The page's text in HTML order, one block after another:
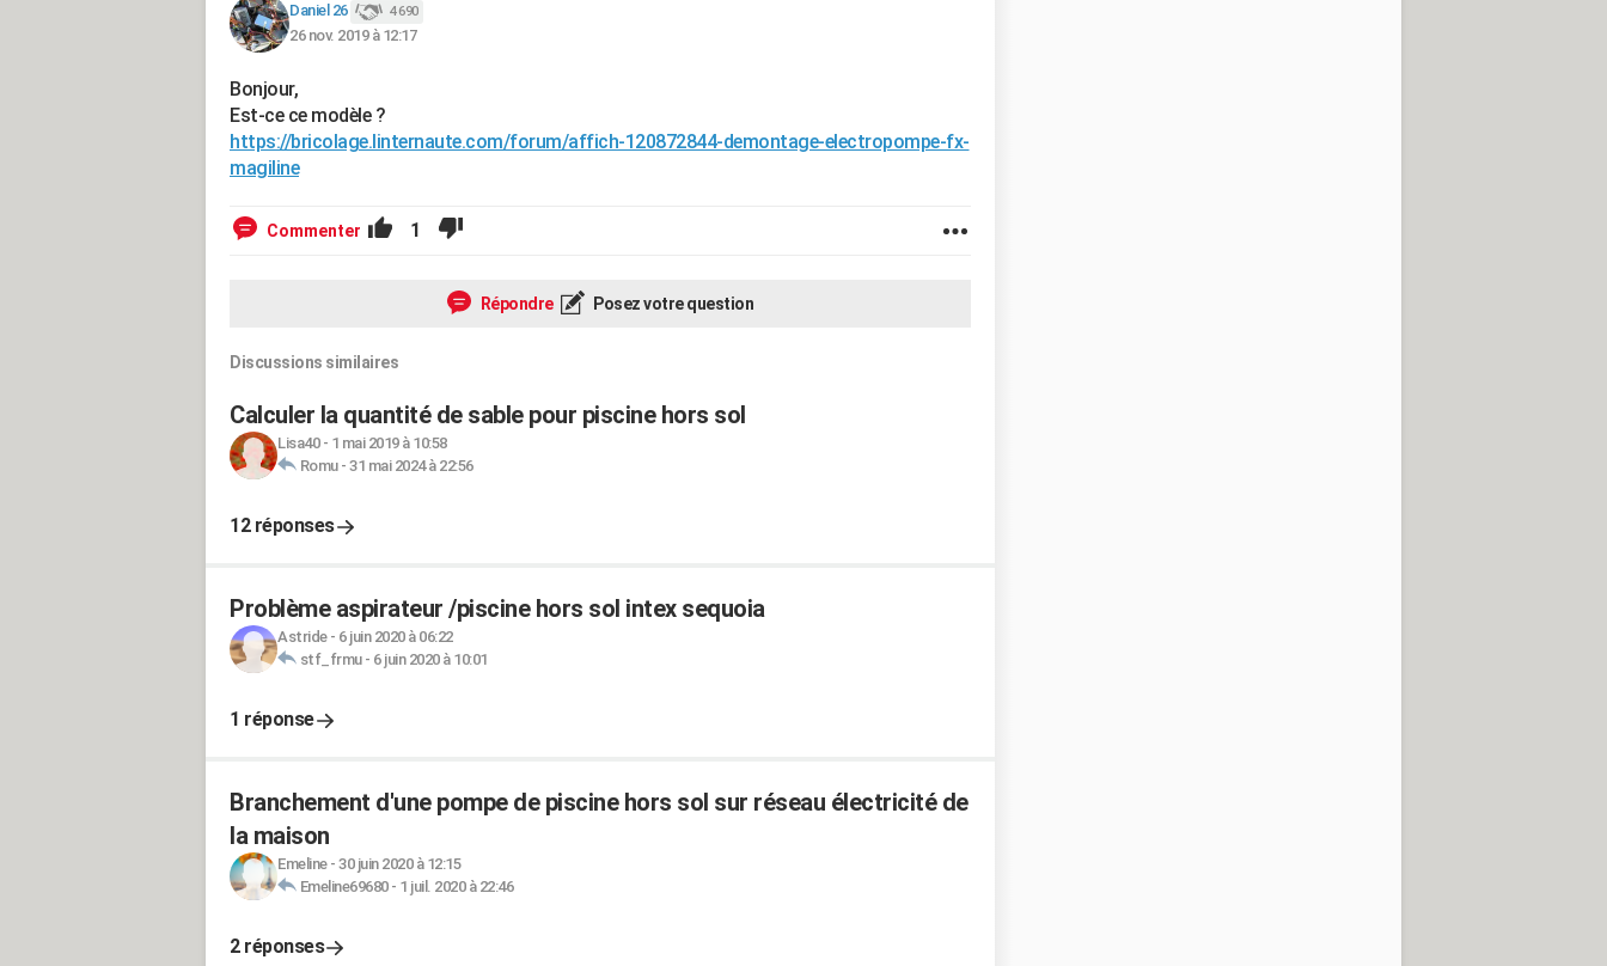
Daniel 26 4 690
26 nov. 2019 à 12:17
Bonjour,
Est-ce ce modèle ?
https://bricolage.linternaute.com/forum/affich-120872844-demontage-electropompe-fx-
magiline
Commenter 1
Répondre Posez votre question
Discussions similaires
Calculer la quantité de sable pour piscine hors sol
Lisa40- 1 mai 2019 à 10:58
Romu- 31 mai 2024 à 22:56
12 réponses
Problème aspirateur /piscine hors sol intex sequoia
Astride- 6 juin 2020 à 06:22
stf_frmu- 6 juin 2020 à 10:01
1 réponse
Branchement d'une pompe de piscine hors sol sur réseau électricité de
la maison
Emeline- 30 juin 2020 à 12:15
Emeline69680- 1 juil. 2020 à 22:46
2 réponses